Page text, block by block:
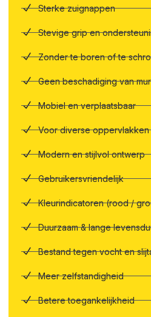
Sterke zuignappen
Stevige grip en
Zonder te boren of te
Geen beschadiging van
Mobiel en verplaatsbaar
Voor diverse oppervlakken
Modern en stijlvol ontwerp
Gebruikersvriendelijk
Kleurindicatoren (rood /
Duurzaam & lange
Bestand tegen vocht en
Meer zelfstandigheid
Betere toegankelijkheid